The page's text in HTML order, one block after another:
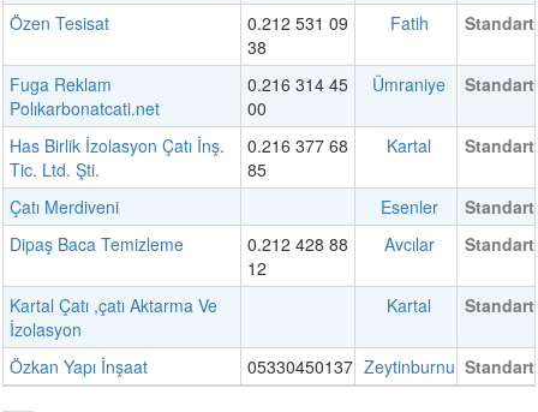
Özen Tesisat
0.212 531 09
38
Fatih Standart
Fuga Reklam
Polıkarbonatcati.net
0.216 314 45
00
Ümraniye Standart
Has Birlik İzolasyon Çatı İnş.
Tic. Ltd. Şti.
0.216 377 68
85
Kartal Standart
Çatı Merdiveni Esenler
Standart
Dipaş Baca Temizleme
0.212 428 88
12
Avcılar Standart
Kartal Çatı ,çatı Aktarma Ve
İzolasyon
Kartal Standart
Özkan Yapı İnşaat 05330450137 Zeytinburnu Standart